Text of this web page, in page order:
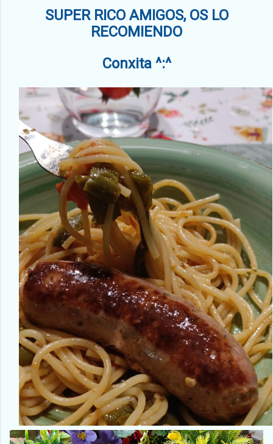
SUPER RICO AMIGOS, OS LO
RECOMIENDO
Conxita ^:^